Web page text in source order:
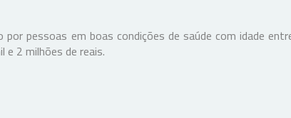
pessoas em boas condições de saúde com idade
2 milhões de reais.